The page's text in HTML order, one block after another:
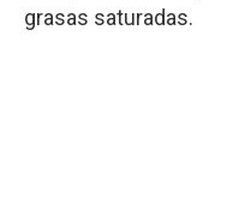
grasas saturadas.